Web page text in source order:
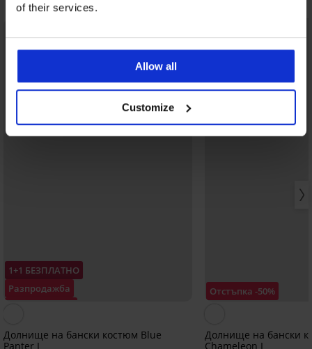
of their services.
Allow all
Customize
1+1 БЕЗПЛАТНО
Разпродажба
Долнище на бански костюм Blue
Panter I
Отстъпка -50%
Долнище на бански
Chameleon I